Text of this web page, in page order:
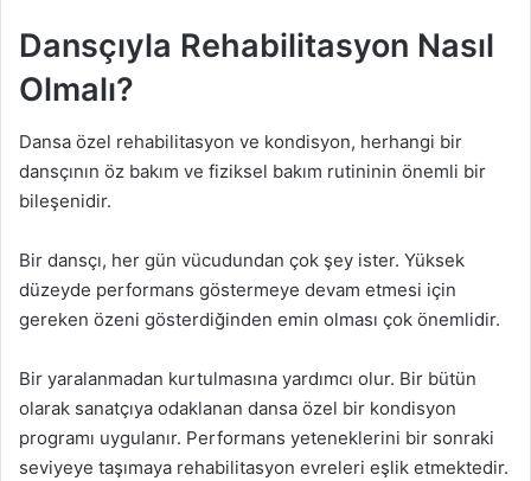
Dansçıyla Rehabilitasyon Nasıl
Olmalı?
Dansa özel rehabilitasyon ve kondisyon, herhangi bir
dansçının öz bakım ve fiziksel bakım rutininin önemli bir
bileşenidir.
Bir dansçı, her gün vücudundan çok şey ister. Yüksek
düzeyde performans göstermeye devam etmesi için
gereken özeni gösterdiğinden emin olması çok önemlidir.
Bir yaralanmadan kurtulmasına yardımcı olur. Bir bütün
olarak sanatçıya odaklanan dansa özel bir kondisyon
programı uygulanır. Performans yeteneklerini bir sonraki
seviyeye taşımaya rehabilitasyon evreleri eşlik etmektedir.